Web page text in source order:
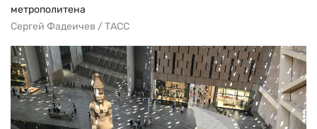
метрополитена
Сергей Фадеичев / ТАСС